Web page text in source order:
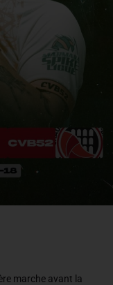
marche avant la